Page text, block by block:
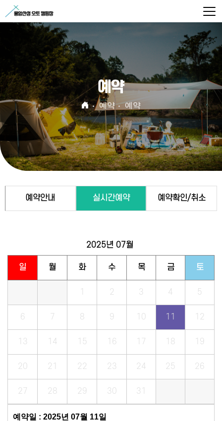
예약
예약 예약
예약안내 실시간예약 예약확인/취소
2025년 07월
일 월 화 수 목 금 토
1 2 3 4 5
6 7 8 9 10 11 12
13 14 15 16 17 18 19
20 21 22 23 24 25 26
27 28 29 30 31
예약일 : 2025년 07월 11일